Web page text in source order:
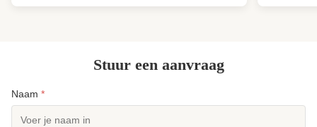
zorgt voor duurzaamheid.
process of
Stuur een aanvraag
Naam *